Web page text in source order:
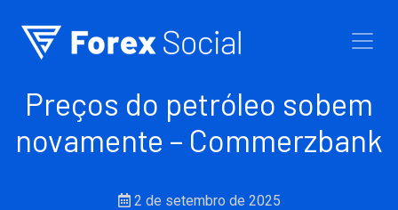
Preços do petróleo sobem
novamente – Commerzbank
2 de setembro de 2025